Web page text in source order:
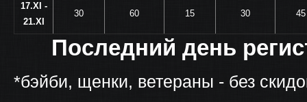
17.XI -
21.XI
30 60 15 30 45
Последний день
*бэйби, щенки, ветераны - без